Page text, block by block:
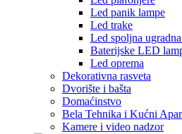
Led panik lampe
Led trake
Led spoljna
Baterijske LED
Led oprema
Dekorativna rasveta
Dvorište i bašta
Domaćinstvo
Bela Tehnika i Kućni
Kamere i video nadzor